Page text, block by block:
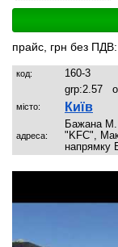
прайс, грн без ПДВ:
код:
160-3
grp:2.57
місто: Київ
адреса:
Бажана М.
"KFC",
напрямку